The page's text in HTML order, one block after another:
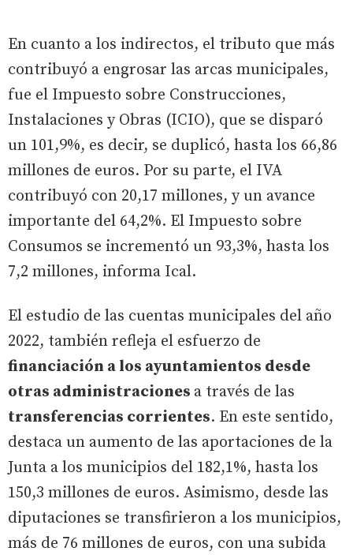
En cuanto a los indirectos, el tributo que más
contribuyó a engrosar las arcas municipales,
fue el Impuesto sobre Construcciones,
Instalaciones y Obras (ICIO), que se disparó
un 101,9%, es decir, se duplicó, hasta los 66,86
millones de euros. Por su parte, el IVA
contribuyó con 20,17 millones, y un avance
importante del 64,2%. El Impuesto sobre
Consumos se incrementó un 93,3%, hasta los
7,2 millones, informa Ical.
El estudio de las cuentas municipales del año
2022, también refleja el esfuerzo de
financiación a los ayuntamientos desde
otras administraciones a través de las
transferencias corrientes. En este sentido,
destaca un aumento de las aportaciones de la
Junta a los municipios del 182,1%, hasta los
150,3 millones de euros. Asimismo, desde las
diputaciones se transfirieron a los municipios,
más de 76 millones de euros, con una subida